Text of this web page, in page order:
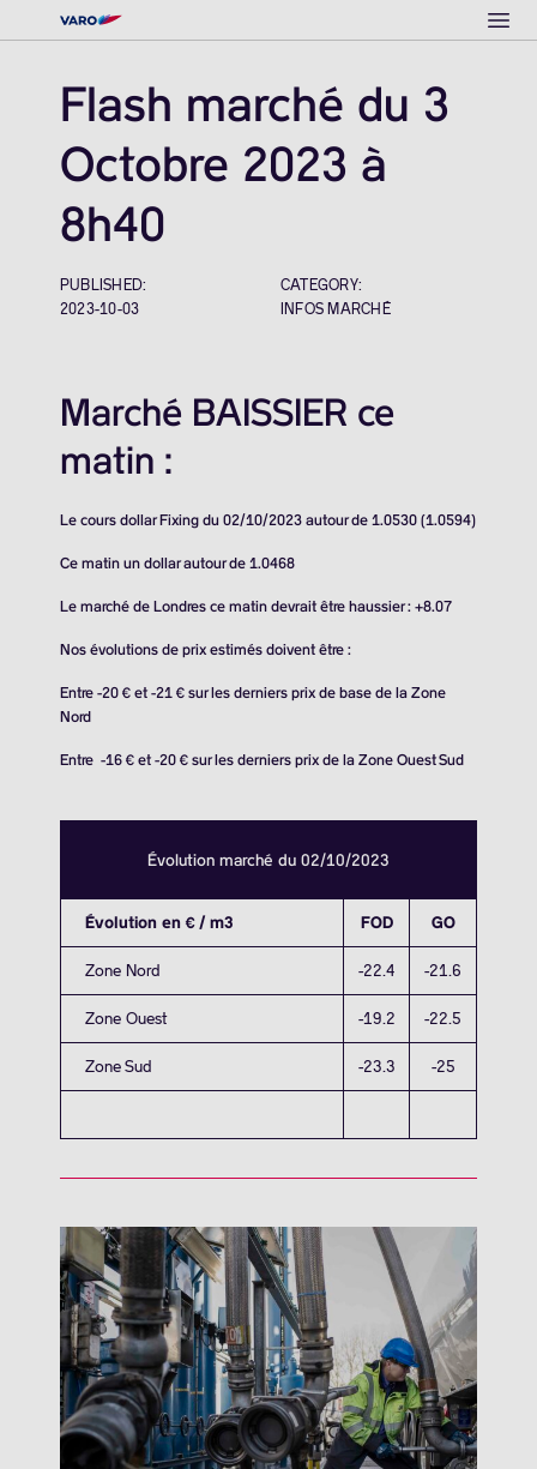
Flash marché du 3
Octobre 2023 à
8h40
PUBLISHED:
2023-10-03
CATEGORY:
INFOS MARCHÉ
Marché BAISSIER ce
matin :
Le cours dollar Fixing du 02/10/2023 autour de 1.0530 (1.0594)
Ce matin un dollar autour de 1.0468
Le marché de Londres ce matin devrait être haussier : +8.07
Nos évolutions de prix estimés doivent être :
Entre -20 € et -21 € sur les derniers prix de base de la Zone
Nord
Entre -16 € et -20 € sur les derniers prix de la Zone Ouest Sud
Évolution marché du 02/10/2023
Évolution en € / m3 FOD GO
Zone Nord -22.4 -21.6
Zone Ouest -19.2 -22.5
Zone Sud -23.3 -25